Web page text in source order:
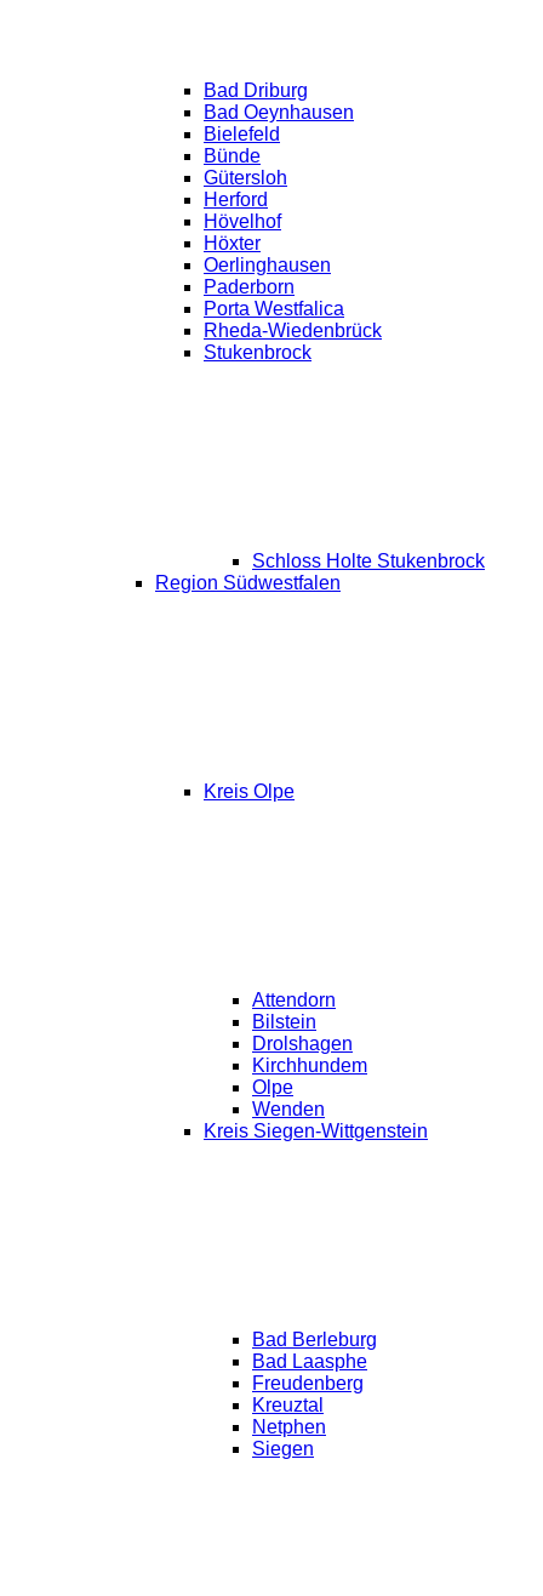
Bad Driburg
Bad Oeynhausen
Bielefeld
Bünde
Gütersloh
Herford
Hövelhof
Höxter
Oerlinghausen
Paderborn
Porta Westfalica
Rheda-Wiedenbrück
Stukenbrock
Schloss Holte Stukenbrock
Region Südwestfalen
Kreis Olpe
Attendorn
Bilstein
Drolshagen
Kirchhundem
Olpe
Wenden
Kreis Siegen-Wittgenstein
Bad Berleburg
Bad Laasphe
Freudenberg
Kreuztal
Netphen
Siegen